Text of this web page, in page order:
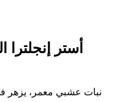
أستر إنجلترا
نبات عشبي معمر، يزهر في